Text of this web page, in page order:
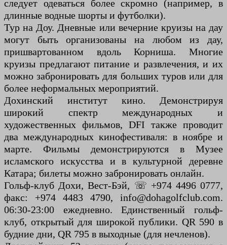
следует одеваться более скромно (например, в
длинные водные шорты и футболки).
Тур на Доу. Дневные или вечерние круизы на дау
могут быть организованы на любом из дау,
пришвартованном вдоль Корниша. Многие
круизы предлагают питание и развлечения, и их
можно забронировать для больших туров или для
более неформальных мероприятий.
Дохинский институт кино. Демонстрируя
широкий спектр международных и
художественных фильмов, DFI также проводит
два международных кинофестиваля: в ноябре и
марте. Фильмы демонстрируются в Музее
исламского искусства и в культурной деревне
Катара; билеты можно забронировать онлайн.
Гольф-клуб Дохи, Вест-Бэй, ☏ +974 4496 0777,
факс: +974 4483 4790, info@dohagolfclub.com.
06:30-23:00 ежедневно. Единственный гольф-
клуб, открытый для широкой публики. QR 590 в
будние дни, QR 795 в выходные (для нечленов).